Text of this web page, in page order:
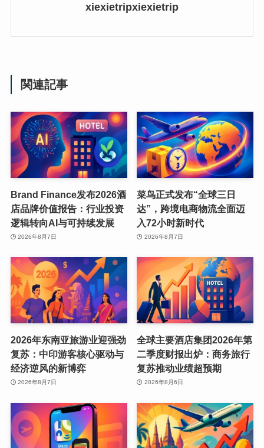
xiexietripxiexietrip
関連記事
Brand Finance发布2026酒
店品牌价值报告：行业投资
逻辑转向AI与可持续发展
2026年8月7日
菜鸟正式发布“全球三日
达”，跨境电商物流全面迈
入72小时新时代
2026年8月7日
2026年东南亚旅游业迎强劲
复苏：中印游客核心驱动与
经济逆风的新博弈
2026年8月7日
全球主要酒店集团2026年第
二季度财报出炉：商务旅行
复苏推动业绩超预期
2026年8月6日